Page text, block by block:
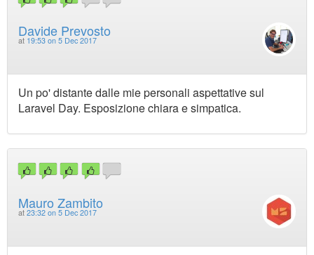
Davide Prevosto
at 19:53 on 5 Dec 2017
Un po' distante dalle mie personali aspettative sul
Laravel Day. Esposizione chiara e simpatica.
Mauro Zambito
at 23:32 on 5 Dec 2017